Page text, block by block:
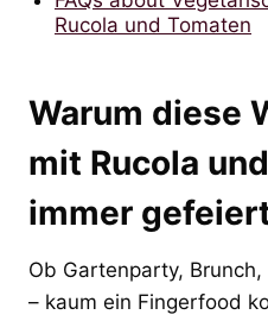
Rucola und Tomaten
Warum diese
mit Rucola
immer
Ob Gartenparty,
– kaum ein Fingerfood